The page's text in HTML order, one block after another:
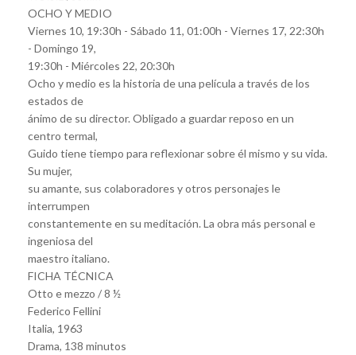
OCHO Y MEDIO
Viernes 10, 19:30h - Sábado 11, 01:00h - Viernes 17, 22:30h
- Domingo 19,
19:30h - Miércoles 22, 20:30h
Ocho y medio es la historia de una película a través de los
estados de
ánimo de su director. Obligado a guardar reposo en un
centro termal,
Guido tiene tiempo para reflexionar sobre él mismo y su vida.
Su mujer,
su amante, sus colaboradores y otros personajes le
interrumpen
constantemente en su meditación. La obra más personal e
ingeniosa del
maestro italiano.
FICHA TÉCNICA
Otto e mezzo / 8 ½
Federico Fellini
Italia, 1963
Drama, 138 minutos